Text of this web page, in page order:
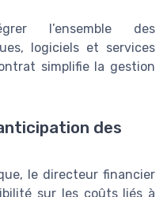
l’ensemble des
logiciels et services
simplifie la gestion
des
le directeur financier
sur les coûts liés à